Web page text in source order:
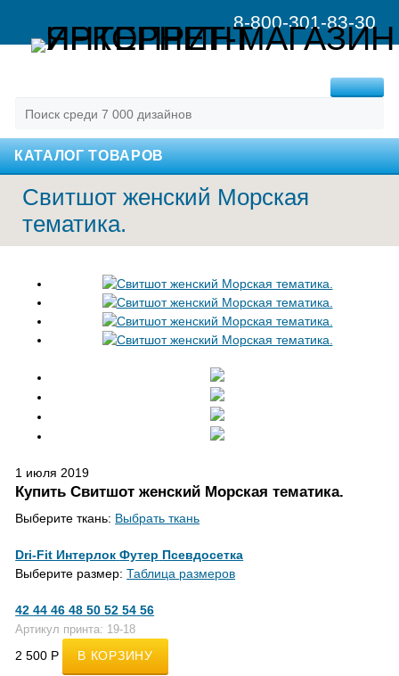
8-800-301-83-30
КАТАЛОГ ТОВАРОВ
Свитшот женский Морская
тематика.
1 июля 2019
Купить Свитшот женский Морская тематика.
Выберите ткань: Выбрать ткань
Dri-Fit Интерлок Футер Псевдосетка
Выберите размер:Таблица размеров
42 44 46 48 50 52 54 56
Артикул принта: 19-18
2 500 Р